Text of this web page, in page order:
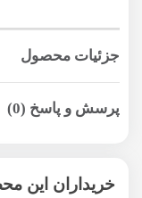
جزئیات محصول
پرسش و پاسخ (0)
خریداران این